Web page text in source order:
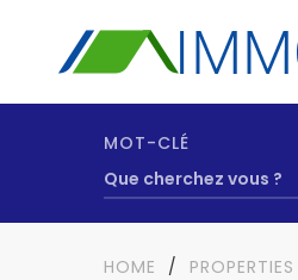
MOT-CLÉ
HOME / PROPERTIES